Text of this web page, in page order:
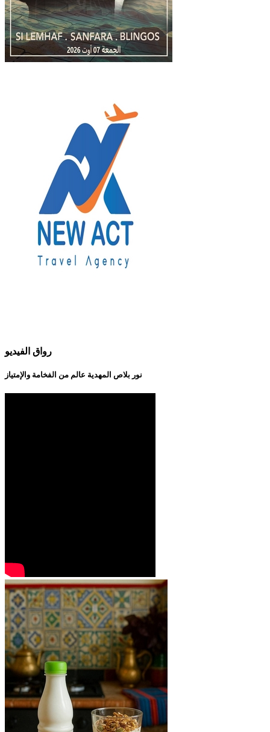
رواق الفيديو
نور بلاص المهدية عالم من الفخامة والإمتياز